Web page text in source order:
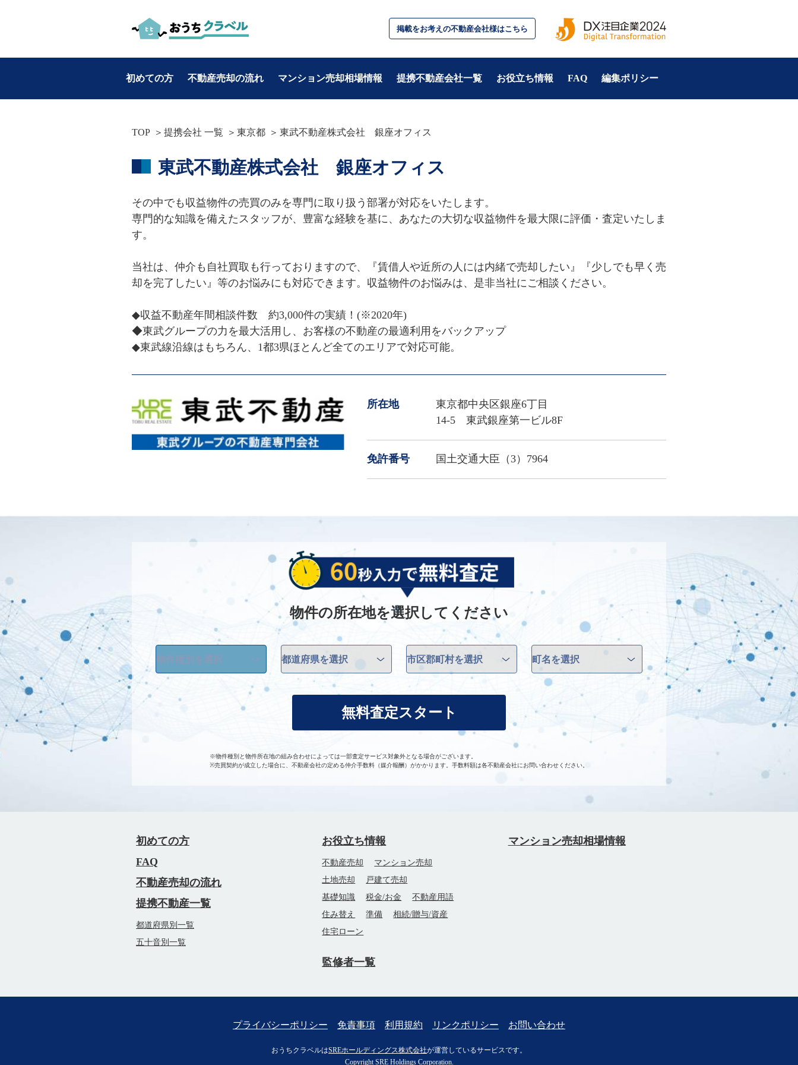
掲載をお考えの不動産会社様はこちら
初めての方 不動産売却の流れ マンション売却相場情報 提携不動産会社一覧 お役立ち情報
・不動産売却
・土地売却
・戸建て売却
・基礎知識
・税金/お金
・住宅ローン
FAQ 編集ポリシー
TOP 提携会社 一覧 東京都 東武不動産株式会社 銀座オフィス
東武不動産株式会社 銀座オフィス
その中でも収益物件の売買のみを専門に取り扱う部署が対応をいたします。
専門的な知識を備えたスタッフが、豊富な経験を基に、あなたの大切な収益物件を最大限に評価・査定いたしま
す。
当社は、仲介も自社買取も行っておりますので、『賃借人や近所の人には内緒で売却したい』『少しでも早く売
却を完了したい』等のお悩みにも対応できます。収益物件のお悩みは、是非当社にご相談ください。
◆収益不動産年間相談件数　約3,000件の実績！(※2020年)
◆東武グループの力を最大活用し、お客様の不動産の最適利用をバックアップ
◆東武線沿線はもちろん、1都3県ほとんど全てのエリアで対応可能。
所在地
東京都中央区銀座6丁目
14-5 東武銀座第一ビル8F
免許番号 国土交通大臣（3）7964
物件の所在地を選択してください
無料査定スタート
※物件種別と物件所在地の組み合わせによっては一部査定サービス対象外となる場合がございます。
※売買契約が成立した場合に、不動産会社の定める仲介手数料（媒介報酬）がかかります。手数料額は各不動産会社にお問い合わせください。
初めての方
FAQ
不動産売却の流れ
提携不動産一覧
都道府県別一覧
五十音別一覧
お役立ち情報
不動産売却
マンション売却
土地売却
戸建て売却
基礎知識
税金/お金
不動産用語
住み替え
準備
相続/贈与/資産
住宅ローン
監修者一覧
マンション売却相場情報
プライバシーポリシー 免責事項 利用規約 リンクポリシー お問い合わせ
おうちクラベルはSREホールディングス株式会社が運営しているサービスです。
Copyright SRE Holdings Corporation.